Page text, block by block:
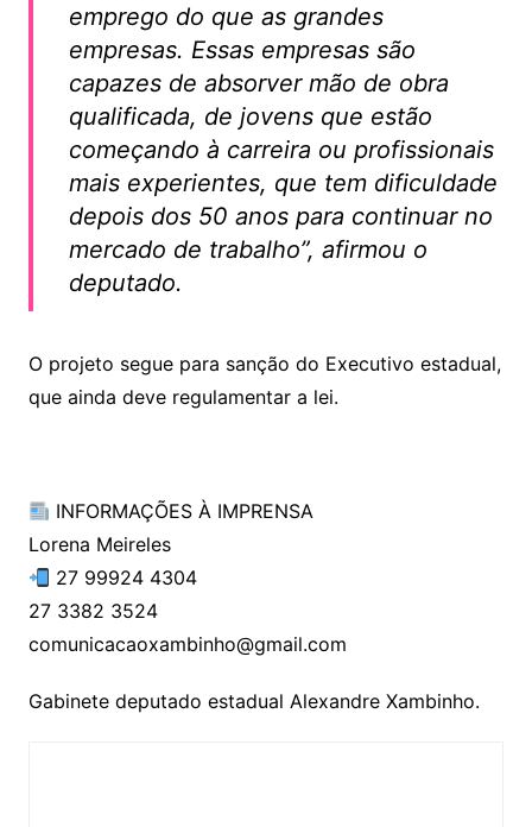
emprego do que as grandes
empresas. Essas empresas são
capazes de absorver mão de obra
qualificada, de jovens que estão
começando à carreira ou profissionais
mais experientes, que tem dificuldade
depois dos 50 anos para continuar no
mercado de trabalho”, afirmou o
deputado.
O projeto segue para sanção do Executivo estadual,
que ainda deve regulamentar a lei.
INFORMAÇÕES À IMPRENSA
Lorena Meireles
27 99924 4304
27 3382 3524
comunicacaoxambinho@gmail.com
Gabinete deputado estadual Alexandre Xambinho.